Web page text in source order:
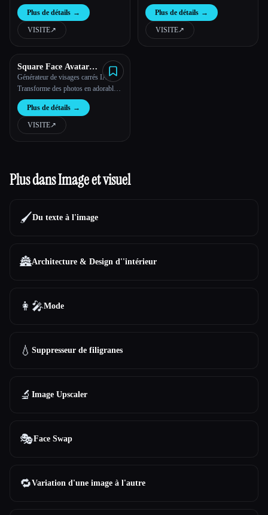
instantanément ton texte et tes photos
en packs d'emojis uniques de haute
qualité.
Plus de détails →
VISITE↗︎
Plus de détails →
VISITE↗︎
Square Face Avatar
Generator
Générateur de visages carrés IA |
Transforme des photos en adorables
avatars
Plus de détails →
VISITE↗︎
Plus dans Image et visuel
🖌️Du texte à l'image
🏯Architecture & Design d''intérieur
👩‍🎤Mode
💧 Suppresseur de filigranes
🔬 Image Upscaler
🎭Face Swap
🔁Variation d'une image à l'autre